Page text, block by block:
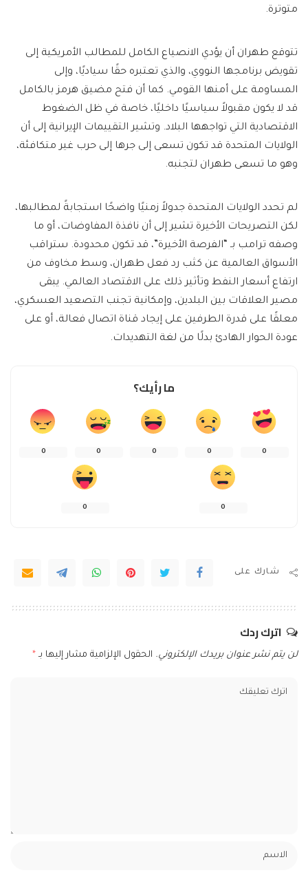
متوترة.
تتوقع طهران أن يؤدي الانصياع الكامل للمطالب الأمريكية إلى
تقويض برنامجها النووي، والذي تعتبره حقًا سياديًا، وإلى
المساومة على أمنها القومي. كما أن فتح مضيق هرمز بالكامل
قد لا يكون مقبولاً سياسيًا داخليًا، خاصة في ظل الضغوط
الاقتصادية التي تواجهها البلاد. وتشير التقييمات الإيرانية إلى أن
الولايات المتحدة قد تكون تسعى إلى جرها إلى حرب غير متكافئة،
وهو ما تسعى طهران لتجنبه.
لم تحدد الولايات المتحدة جدولاً زمنيًا واضحًا استجابةً لمطالبها،
لكن التصريحات الأخيرة تشير إلى أن نافذة المفاوضات، أو ما
وصفه ترامب بـ “الفرصة الأخيرة”، قد تكون محدودة. ستراقب
الأسواق العالمية عن كثب رد فعل طهران، وسط مخاوف من
ارتفاع أسعار النفط وتأثير ذلك على الاقتصاد العالمي. يبقى
مصير العلاقات بين البلدين، وإمكانية تجنب التصعيد العسكري،
معلقًا على قدرة الطرفين على إيجاد قناة اتصال فعالة، أو على
عودة الحوار الهادئ بدلًا من لغة التهديدات.
ما رأيك؟
0
0
0
0
0
0
0
شارك على
اترك ردك
لن يتم نشر عنوان بريدك الإلكتروني. الحقول الإلزامية مشار إليها بـ *